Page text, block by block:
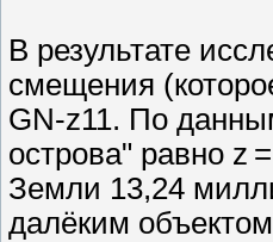
В результате
смещения
GN-z11. По
острова" равно z
Земли 13,24
далёким